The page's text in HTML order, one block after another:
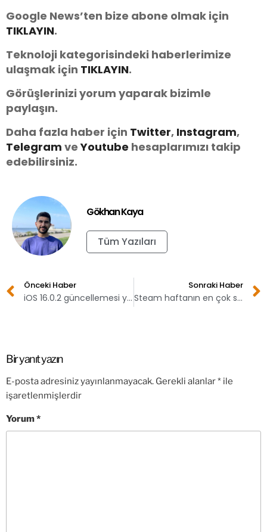
Google News’ten bize abone olmak için
TIKLAYIN.
Teknoloji kategorisindeki haberlerimize
ulaşmak için TIKLAYIN.
Görüşlerinizi yorum yaparak bizimle
paylaşın.
Daha fazla haber için Twitter, Instagram,
Telegram veYoutube hesaplarımızı takip
edebilirsiniz.
Gökhan Kaya
Tüm Yazıları
Önceki Haber
iOS 16.0.2 güncellemesi yayınlandı! Kamera sorunu çözülüyor
Sonraki Haber
Steam haftanın en çok satan oyunları
Bir yanıt yazın
E-posta adresiniz yayınlanmayacak. Gerekli alanlar* ile
işaretlenmişlerdir
Yorum*